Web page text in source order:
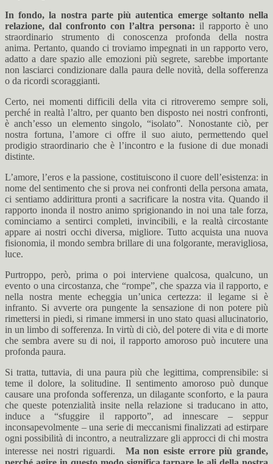
In fondo, la nostra parte più autentica emerge soltanto nella
relazione, dal confronto con l’altra persona: il rapporto è uno
straordinario strumento di conoscenza profonda della nostra
anima. Pertanto, quando ci troviamo impegnati in un rapporto vero,
adatto a dare spazio alle emozioni più segrete, sarebbe importante
non lasciarci condizionare dalla paura delle novità, della sofferenza
o da ricordi scoraggianti.
Certo, nei momenti difficili della vita ci ritroveremo sempre soli,
perché in realtà l’altro, per quanto ben disposto nei nostri confronti,
è anch’esso un elemento singolo, “isolato”. Nonostante ciò, per
nostra fortuna, l’amore ci offre il suo aiuto, permettendo quel
prodigio straordinario che è l’incontro e la fusione di due monadi
distinte.
L’amore, l’eros e la passione, costituiscono il cuore dell’esistenza: in
nome del sentimento che si prova nei confronti della persona amata,
ci sentiamo addirittura pronti a sacrificare la nostra vita. Quando il
rapporto inonda il nostro animo sprigionando in noi una tale forza,
cominciamo a sentirci completi, invincibili, e la realtà circostante
appare ai nostri occhi diversa, migliore. Tutto acquista una nuova
fisionomia, il mondo sembra brillare di una folgorante, meravigliosa,
luce.
Purtroppo, però, prima o poi interviene qualcosa, qualcuno, un
evento o una circostanza, che “rompe”, che spazza via il rapporto, e
nella nostra mente echeggia un’unica certezza: il legame si è
infranto. Si avverte ora pungente la sensazione di non potere più
rimettersi in piedi, si rimane immersi in uno stato quasi allucinatorio,
in un limbo di sofferenza. In virtù di ciò, del potere di vita e di morte
che sembra avere su di noi, il rapporto amoroso può incutere una
profonda paura.
Si tratta, tuttavia, di una paura più che legittima, comprensibile: si
teme il dolore, la solitudine. Il sentimento amoroso può dunque
causare una profonda sofferenza, un dilagante sconforto, e la paura
che queste potenzialità insite nella relazione si traducano in atto,
induce a “sfuggire il rapporto”, ad innescare – seppur
inconsapevolmente – una serie di meccanismi finalizzati ad estirpare
ogni possibilità di incontro, a neutralizzare gli approcci di chi mostra
interesse nei nostri riguardi. Ma non esiste errore più grande,